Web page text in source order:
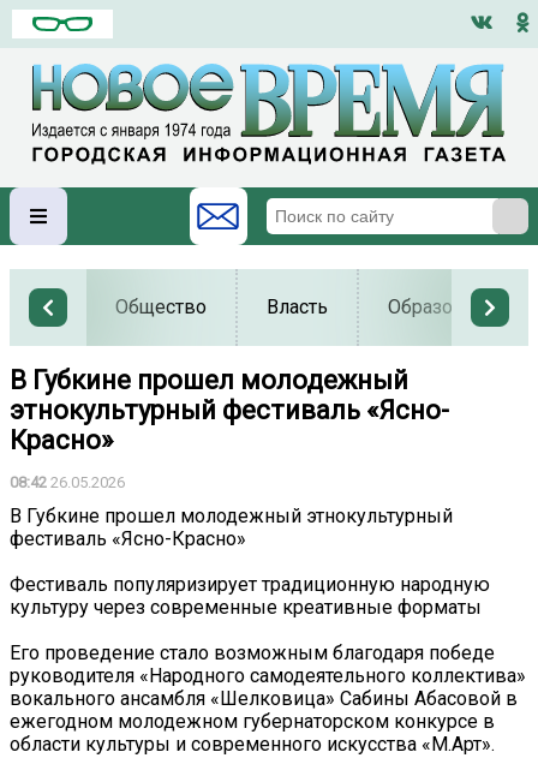
Общество Власть Образование
В Губкине прошел молодежный
этнокультурный фестиваль «Ясно-
Красно»
08:42 26.05.2026
В Губкине прошел молодежный этнокультурный
фестиваль «Ясно-Красно»
Фестиваль популяризирует традиционную народную
культуру через современные креативные форматы
Его проведение стало возможным благодаря победе
руководителя «Народного самодеятельного коллектива»
вокального ансамбля «Шелковица» Сабины Абасовой в
ежегодном молодежном губернаторском конкурсе в
области культуры и современного искусства «М.Арт».